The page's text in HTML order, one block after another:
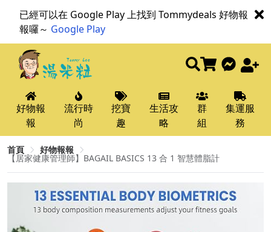
已經可以在 Google Play 上找到 Tommydeals 好物報
報囉～ Google Play
好物報
報
流行時
尚
挖寶
趣
生活攻
略
群
組
集運服
務
首頁 好物報報
【居家健康管理師】BAGAIL BASICS 13 合 1 智慧體脂計